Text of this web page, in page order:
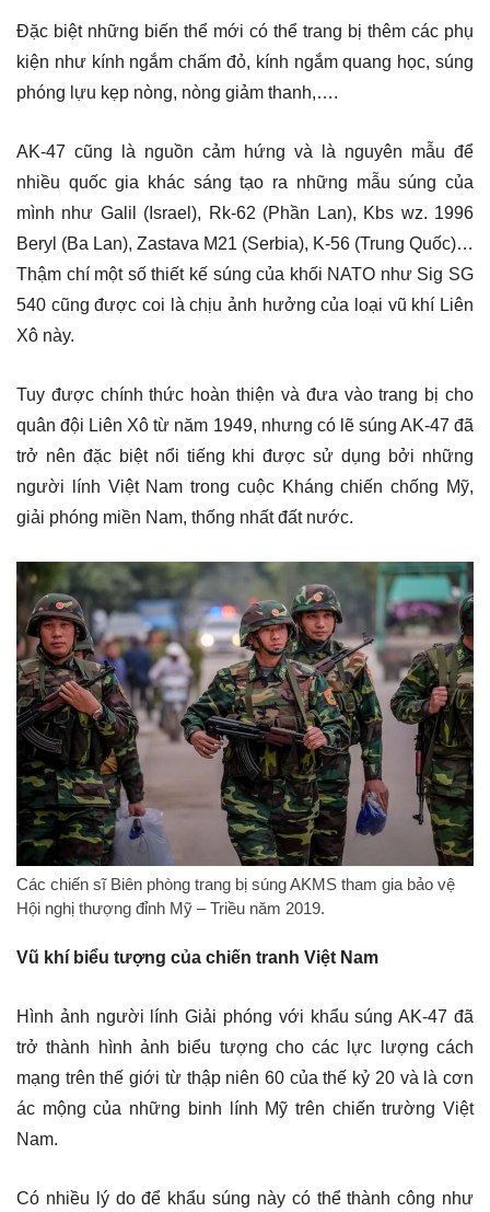
Đặc biệt những biến thể mới có thể trang bị thêm các phụ
kiện như kính ngắm chấm đỏ, kính ngắm quang học, súng
phóng lựu kẹp nòng, nòng giảm thanh,….
AK-47 cũng là nguồn cảm hứng và là nguyên mẫu để
nhiều quốc gia khác sáng tạo ra những mẫu súng của
mình như Galil (Israel), Rk-62 (Phần Lan), Kbs wz. 1996
Beryl (Ba Lan), Zastava M21 (Serbia), K-56 (Trung Quốc)…
Thậm chí một số thiết kế súng của khối NATO như Sig SG
540 cũng được coi là chịu ảnh hưởng của loại vũ khí Liên
Xô này.
Tuy được chính thức hoàn thiện và đưa vào trang bị cho
quân đội Liên Xô từ năm 1949, nhưng có lẽ súng AK-47 đã
trở nên đặc biệt nổi tiếng khi được sử dụng bởi những
người lính Việt Nam trong cuộc Kháng chiến chống Mỹ,
giải phóng miền Nam, thống nhất đất nước.
Các chiến sĩ Biên phòng trang bị súng AKMS tham gia bảo vệ
Hội nghị thượng đỉnh Mỹ – Triều năm 2019.
Vũ khí biểu tượng của chiến tranh Việt Nam
Hình ảnh người lính Giải phóng với khẩu súng AK-47 đã
trở thành hình ảnh biểu tượng cho các lực lượng cách
mạng trên thế giới từ thập niên 60 của thế kỷ 20 và là cơn
ác mộng của những binh lính Mỹ trên chiến trường Việt
Nam.
Có nhiều lý do để khẩu súng này có thể thành công như